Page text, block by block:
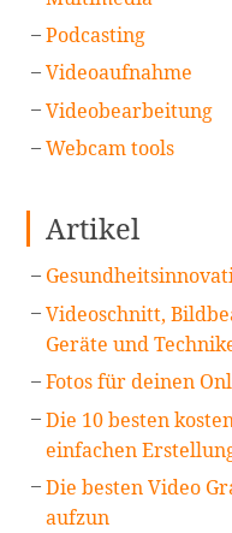
Podcasting
Videoaufnahme
Videobearbeitung
Webcam tools
Artikel
Videoschnitt,
Geräte und
Fotos für deinen
Die 10 besten
einfachen
Die besten Video
aufzun